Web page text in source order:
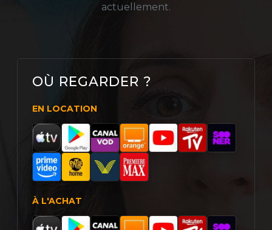
actuellement.
OÙ REGARDER ?
EN LOCATION
À L'ACHAT